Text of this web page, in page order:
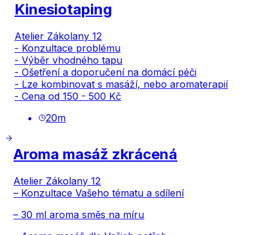
Kinesiotaping
Atelier Zákolany 12
- Konzultace problému
- Výběr vhodného tapu
- Ošetření a doporučení na domácí péči
- Lze kombinovat s masáží, nebo aromaterapií
- Cena od 150 - 500 Kč
20m
Aroma masáž zkrácená
Atelier Zákolany 12
– Konzultace Vašeho tématu a sdílení
– 30 ml aroma směs na míru